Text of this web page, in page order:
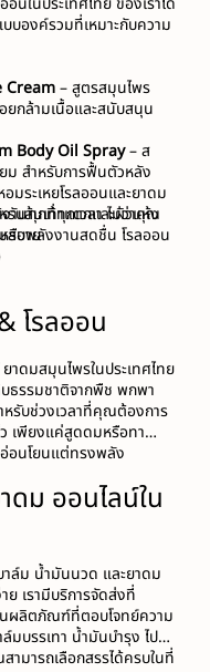
บองค์รวมที่เหมาะกับความ
Cream – สูตรสมุนไพร
ยกล้ามเนื้อและสนับสนุน
Body Oil Spray – ส
ม สำหรับการฟื้นตัวหลัง
รับส้นเท้าแตกและผิวแห้ง
สบาย
มระเหยโรลออนและยาดม
านทุกที่ทุกเวลา ไม่ว่าคุณ
รือพลังงานสดชื่น โรลออน
โรลออน
าดมสมุนไพรในประเทศไทย
ธรรมชาติจากพืช พกพา
หรับช่วงเวลาที่คุณต้องการ
ว เพียงแค่สูดดมหรือทา
อนโยนแต่ทรงพลัง
ม ออนไลน์ใน
ล์ม น้ำมันนวด และยาดม
ย เรามีบริการจัดส่งที่
นผลิตภัณฑ์ที่ตอบโจทย์ความ
บรรเทา น้ำมันบำรุง ไป
ามารถเลือกสรรได้ครบในที่